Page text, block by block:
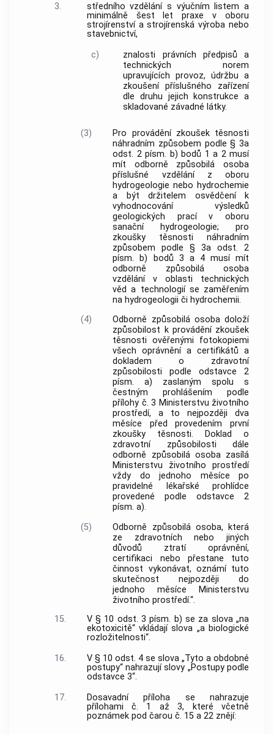
3.
středního vzdělání s výučním listem a
minimálně šest let praxe v oboru
strojírenství a strojírenská výroba nebo
stavebnictví,
c)
znalosti právních předpisů a
technických norem
upravujících provoz, údržbu a
zkoušení příslušného zařízení
dle druhu jejich konstrukce a
skladované závadné látky.
(3)
Pro provádění zkoušek těsnosti
náhradním způsobem podle § 3a
odst. 2 písm. b) bodů 1 a 2 musí
mít odborně způsobilá osoba
příslušné vzdělání z oboru
hydrogeologie nebo hydrochemie
a být držitelem osvědčení k
vyhodnocování výsledků
geologických prací v oboru
sanační hydrogeologie; pro
zkoušky těsnosti náhradním
způsobem podle § 3a odst. 2
písm. b) bodů 3 a 4 musí mít
odborně způsobilá osoba
vzdělání v oblasti technických
věd a technologií se zaměřením
na hydrogeologii či hydrochemii.
(4)
Odborně způsobilá osoba doloží
způsobilost k provádění zkoušek
těsnosti ověřenými fotokopiemi
všech oprávnění a certifikátů a
dokladem o zdravotní
způsobilosti podle odstavce 2
písm. a) zaslaným spolu s
čestným prohlášením podle
přílohy č. 3 Ministerstvu životního
prostředí, a to nejpozději dva
měsíce před provedením první
zkoušky těsnosti. Doklad o
zdravotní způsobilosti dále
odborně způsobilá osoba zasílá
Ministerstvu životního prostředí
vždy do jednoho měsíce po
pravidelné lékařské prohlídce
provedené podle odstavce 2
písm. a).
(5)
Odborně způsobilá osoba, která
ze zdravotních nebo jiných
důvodů ztratí oprávnění,
certifikaci nebo přestane tuto
činnost vykonávat, oznámí tuto
skutečnost nejpozději do
jednoho měsíce Ministerstvu
životního prostředí.“.
15.
V § 10 odst. 3 písm. b) se za slova „na
ekotoxicitě“ vkládají slova „a biologické
rozložitelnosti“.
16.
V § 10 odst. 4 se slova „Tyto a obdobné
postupy“ nahrazují slovy „Postupy podle
odstavce 3“.
17.
Dosavadní příloha se nahrazuje
přílohami č. 1 až 3, které včetně
poznámek pod čarou č. 15 a 22 znějí: